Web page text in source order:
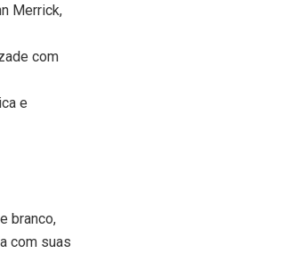
Merrick,
com
e
branco,
com suas